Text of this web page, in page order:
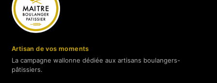
Artisan de vos moments
La campagne wallonne dédiée aux artisans boulangers-
pâtissiers.